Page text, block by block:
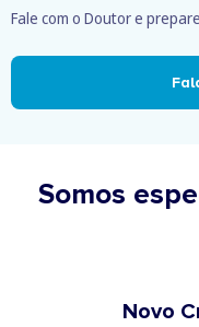
Fale com o Doutor e
Somos
Novo